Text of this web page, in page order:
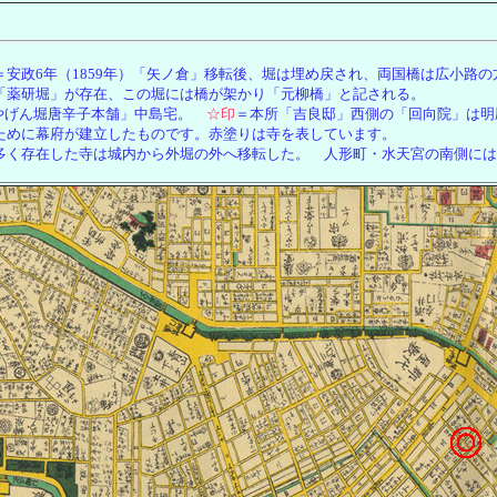
安政6年（1859年）「矢ノ倉」移転後、堀は埋め戻され、両国橋は広小路
薬研堀」が存在、この堀には橋が架かり「元柳橋」 と記される。
ん堀唐辛子本舗」中島宅。
☆印 ＝本所「吉良邸」西側の「回向院」は
めに幕府が建立したものです。赤塗りは寺を表しています。
く存在した寺は城内から外堀の外へ移転した。 人形町・水天宮の南側に